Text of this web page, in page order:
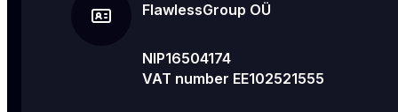
FlawlessGroup OÜ
NIP16504174
VAT number EE102521555